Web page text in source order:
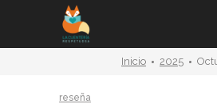
Inicio 2025
reseña